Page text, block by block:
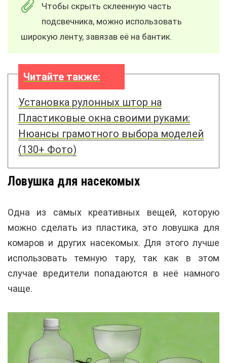
Чтобы скрыть склеенную часть
подсвечника, можно использовать
широкую ленту, завязав её на бантик.
Читайте также:
Установка рулонных штор на
Пластиковые окна своими руками:
Нюансы грамотного выбора моделей
(130+ Фото)
Ловушка для насекомых
Одна из самых креативных вещей, которую
можно сделать из пластика, это ловушка для
комаров и других насекомых. Для этого лучше
использовать темную тару, так как в этом
случае вредители попадаются в неё намного
чаще.